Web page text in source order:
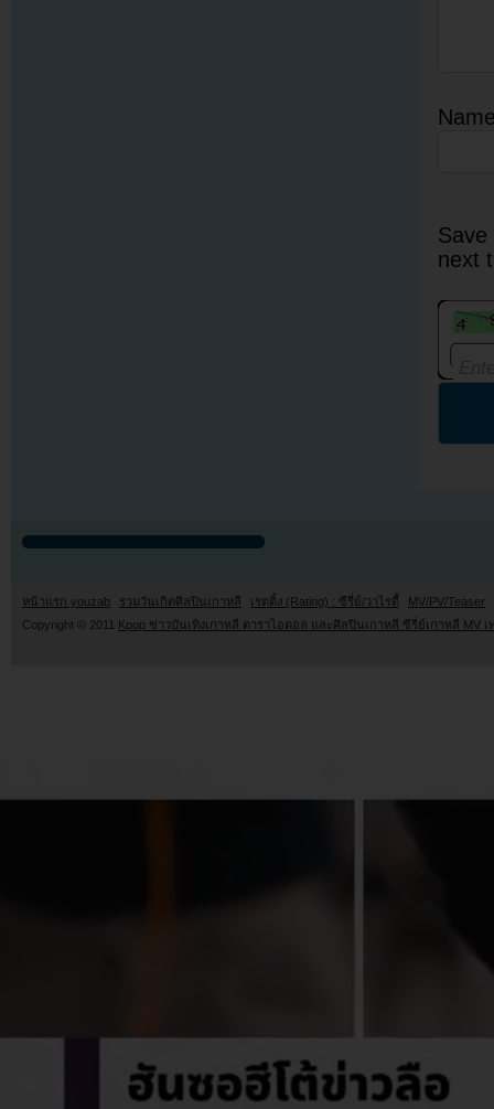
next
หน้าแรก youzab รวมวันเกิดศิลปินเกาหลี เรตติ้ง (Rating) : ซีรี่ย์/วาไรตี้
MV/PV/Teaser
Copyright © 2011 Kpop ข่าวบันเทิงเกาหลี ดาราไอดอล และศิลปินเกาหลี ซีรี่ย์เกาหลี MV